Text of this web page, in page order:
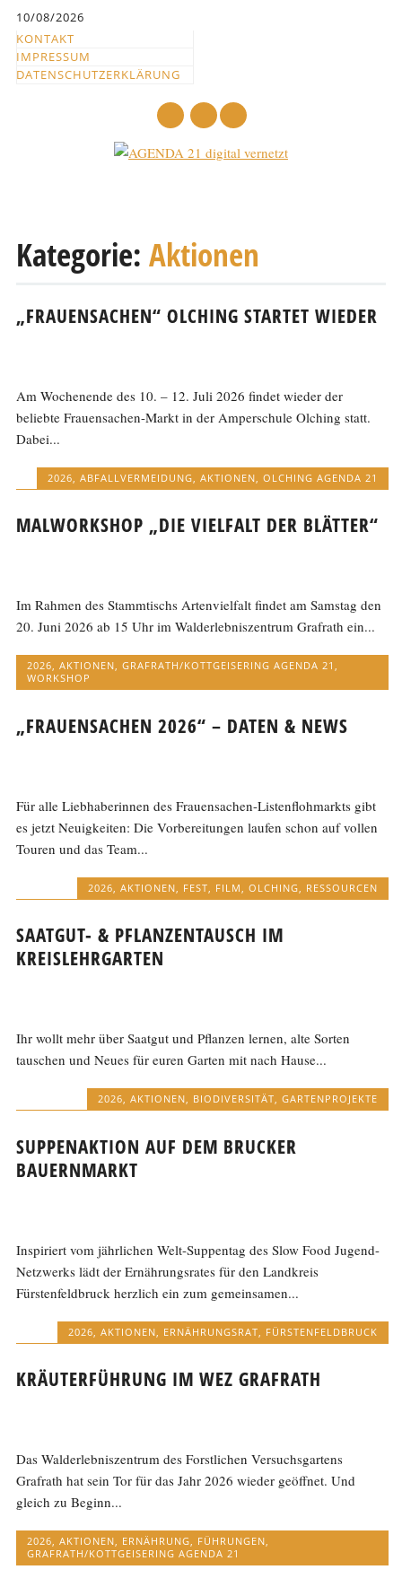
springen
10/08/2026
KONTAKT
IMPRESSUM
DATENSCHUTZERKLÄRUNG
zum
Kategorie: Aktionen
„FRAUENSACHEN“ OLCHING STARTET WIEDER
Am Wochenende des 10. – 12. Juli 2026 findet wieder der
beliebte Frauensachen-Markt in der Amperschule Olching statt.
Dabei...
2026, ABFALLVERMEIDUNG, AKTIONEN, OLCHING AGENDA 21
MALWORKSHOP „DIE VIELFALT DER BLÄTTER“
Im Rahmen des Stammtischs Artenvielfalt findet am Samstag den
20. Juni 2026 ab 15 Uhr im Walderlebniszentrum Grafrath ein...
2026,AKTIONEN,GRAFRATH/KOTTGEISERING AGENDA 21,
WORKSHOP
„FRAUENSACHEN 2026“ – DATEN & NEWS
Für alle Liebhaberinnen des Frauensachen-Listenflohmarkts gibt
es jetzt Neuigkeiten: Die Vorbereitungen laufen schon auf vollen
Touren und das Team...
2026 AKTIONEN FEST FILM OLCHING RESSOURCEN
SAATGUT- & PFLANZENTAUSCH IM
KREISLEHRGARTEN
Ihr wollt mehr über Saatgut und Pflanzen lernen, alte Sorten
tauschen und Neues für euren Garten mit nach Hause...
2026, AKTIONEN, BIODIVERSITÄT, GARTENPROJEKTE
SUPPENAKTION AUF DEM BRUCKER
BAUERNMARKT
Inspiriert vom jährlichen Welt-Suppentag des Slow Food Jugend-
Netzwerks lädt der Ernährungsrates für den Landkreis
Fürstenfeldbruck herzlich ein zum gemeinsamen...
2026 AKTIONEN ERNÄHRUNGSRAT FÜRSTENFELDBRUCK
KRÄUTERFÜHRUNG IM WEZ GRAFRATH
Das Walderlebniszentrum des Forstlichen Versuchsgartens
Grafrath hat sein Tor für das Jahr 2026 wieder geöffnet. Und
gleich zu Beginn...
2026,AKTIONEN, ERNÄHRUNG, FÜHRUNGEN,
GRAFRATH/KOTTGEISERING AGENDA 21